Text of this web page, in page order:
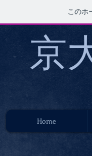
このホ
京
Home